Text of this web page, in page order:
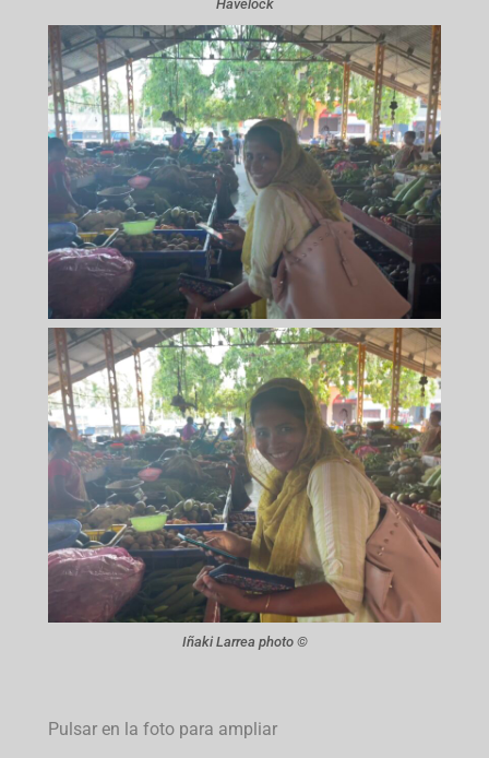
Havelock
Iñaki Larrea photo ©
Pulsar en la foto para ampliar